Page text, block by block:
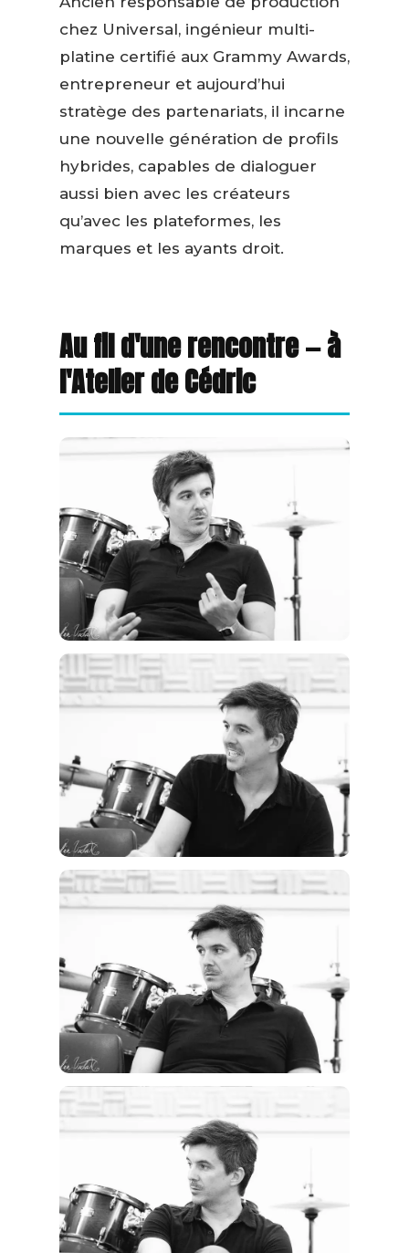
chez Universal, ingénieur multi-
platine certifié aux Grammy Awards,
entrepreneur et aujourd’hui
stratège des partenariats, il incarne
une nouvelle génération de profils
hybrides, capables de dialoguer
aussi bien avec les créateurs
qu’avec les plateformes, les
marques et les ayants droit.
Au fil d'une rencontre — à
l'Atelier de Cédric